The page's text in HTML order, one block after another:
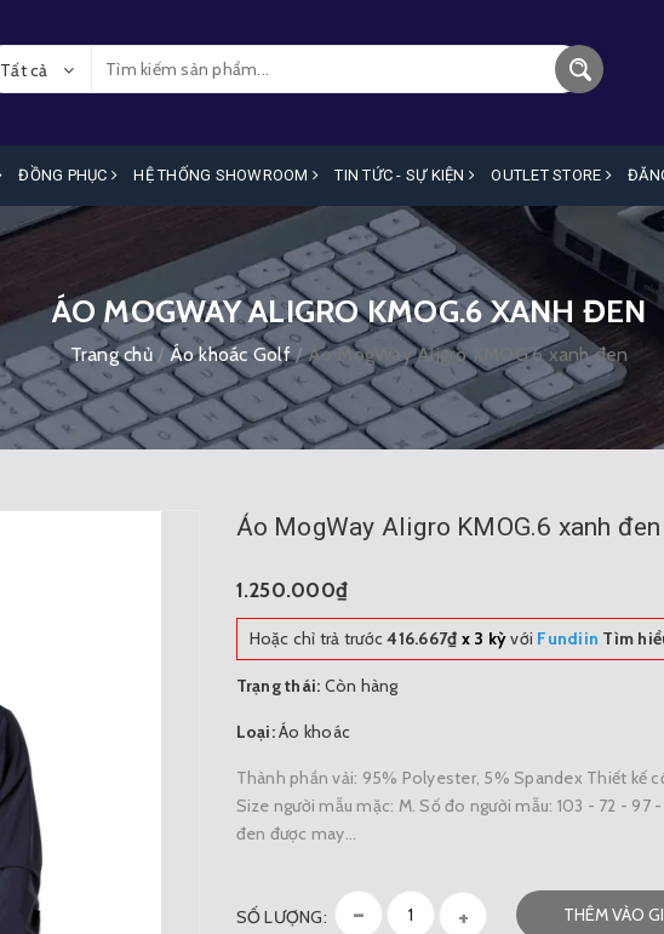
Tất cả
ĐỒNG PHỤC HỆ THỐNG SHOWROOM TIN TỨC - SỰ KIỆN OUTLET STORE
ÁO MOGWAY ALIGRO KMOG.6 XANH ĐEN
Trang chủ /Áo khoác Golf /Áo MogWay Aligro KMOG.6 xanh đen
Áo MogWay Aligro KMOG.6 xanh đen
1.250.000₫
Hoặc chỉ trả trước416.667₫ x 3 kỳvới Fundiin Tìm
Trạng thái: Còn hàng
Loại:Áo khoác
Thành phần vải: 95% Polyester, 5% Spandex Thiết kế
Size người mẫu mặc: M. Số đo người mẫu: 103 - 72 - 97
đen được may...
SỐ LƯỢNG: - + THÊM VÀO